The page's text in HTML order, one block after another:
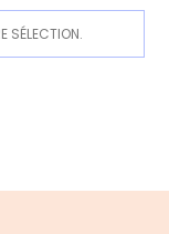
SÉLECTION.